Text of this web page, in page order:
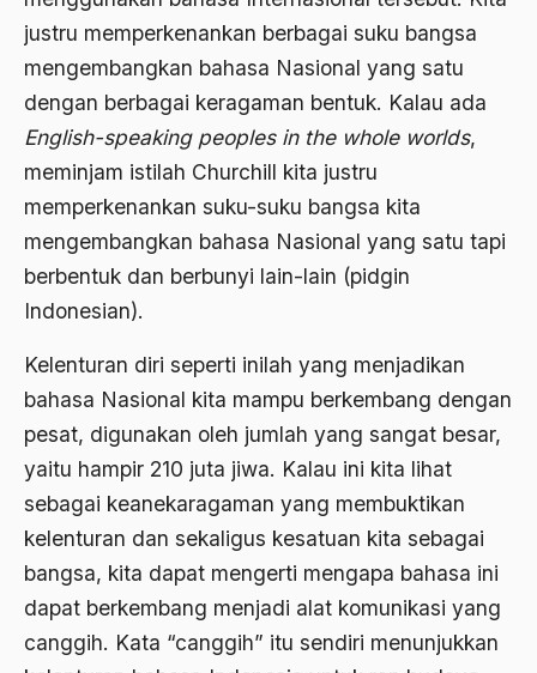
justru memperkenankan berbagai suku bangsa
mengembangkan bahasa Nasional yang satu
dengan berbagai keragaman bentuk. Kalau ada
English-speaking peoples in the whole worlds,
meminjam istilah Churchill kita justru
memperkenankan suku-suku bangsa kita
mengembangkan bahasa Nasional yang satu tapi
berbentuk dan berbunyi lain-lain (pidgin
Indonesian).
Kelenturan diri seperti inilah yang menjadikan
bahasa Nasional kita mampu berkembang dengan
pesat, digunakan oleh jumlah yang sangat besar,
yaitu hampir 210 juta jiwa. Kalau ini kita lihat
sebagai keanekaragaman yang membuktikan
kelenturan dan sekaligus kesatuan kita sebagai
bangsa, kita dapat mengerti mengapa bahasa ini
dapat berkembang menjadi alat komunikasi yang
canggih. Kata “canggih” itu sendiri menunjukkan
Agama di Asia
agama elitis
Agama Hukum
Agama Inovasi
agama populer
Agama Terang
Agamawan
Agenda Nasional
agraris
Agum Gumelar
Agus Miftah
Ahimsa